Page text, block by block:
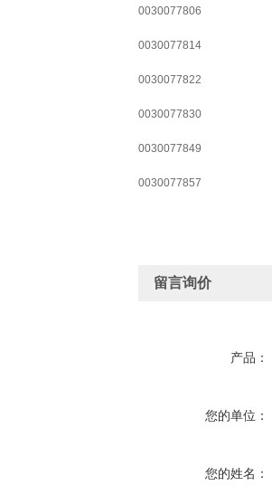
0030077806
0030077814
0030077822
0030077830
0030077849
0030077857
留言询价
产品：
您的单位：
您的姓名：